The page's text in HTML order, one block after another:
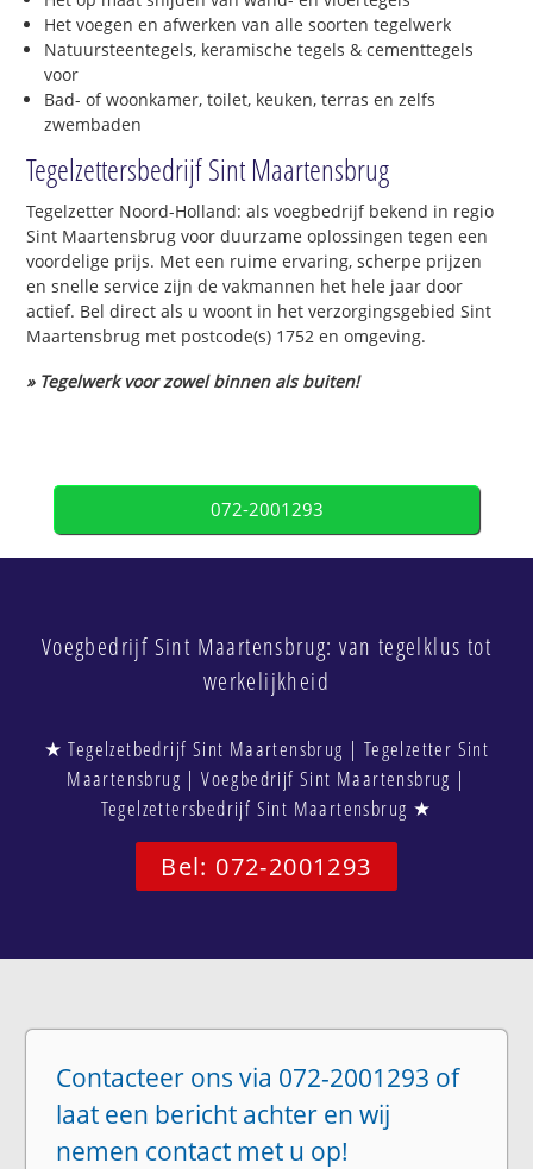
Het voegen en afwerken van alle soorten tegelwerk
Natuursteentegels, keramische tegels & cementtegels
voor
Bad- of woonkamer, toilet, keuken, terras en zelfs
zwembaden
Tegelzettersbedrijf Sint Maartensbrug
Tegelzetter Noord-Holland: als voegbedrijf bekend in regio
Sint Maartensbrug voor duurzame oplossingen tegen een
voordelige prijs. Met een ruime ervaring, scherpe prijzen
en snelle service zijn de vakmannen het hele jaar door
actief. Bel direct als u woont in het verzorgingsgebied Sint
Maartensbrug met postcode(s) 1752 en omgeving.
» Tegelwerk voor zowel binnen als buiten!
072-2001293
Voegbedrijf Sint Maartensbrug: van tegelklus tot
werkelijkheid
★ Tegelzetbedrijf Sint Maartensbrug | Tegelzetter Sint
Maartensbrug | Voegbedrijf Sint Maartensbrug |
Tegelzettersbedrijf Sint Maartensbrug ★
Bel: 072-2001293
Contacteer ons via 072-2001293 of
laat een bericht achter en wij
nemen contact met u op!